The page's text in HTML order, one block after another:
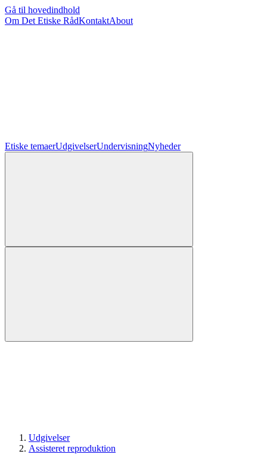
Gå til hovedindhold
Om Det Etiske RådKontaktAbout
Etiske temaerUdgivelserUndervisningNyheder
Udgivelser
Assisteret reproduktion